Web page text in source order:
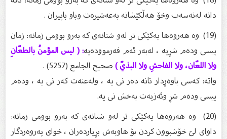
دانە لەنەسەب وخۆ هەڵکێشانە بەعەشیرەت وباو باپیران .
(19) وە هەروەها یەکێکی تر لەو شتانەی کە بەرو بوومی زمانە: زمان
پیسی ودەم شڕیە ، لەبەر ئەم فەرموودەیە: ( ليس المؤمنُ بالطعّانِ
ولا اللعّان، ولا الفاحشِ ولا البذيّ )صحيح الجامع (5257) .
واتە: کەسی باوەڕدار تانە دەر نی یە ، ولەعنەت کەر نی یە ، ودەم
پیسی ودەم شڕ وئەزیەت بەخش نی یە.
(20) وە هەروەها یەکێکی تر لەو شتانەی کە بەرو بوومی زمانە:
داوای لێ خۆشبوون کردن بۆ هاوبەش بڕیاردەران ، خوای پەروەردگار